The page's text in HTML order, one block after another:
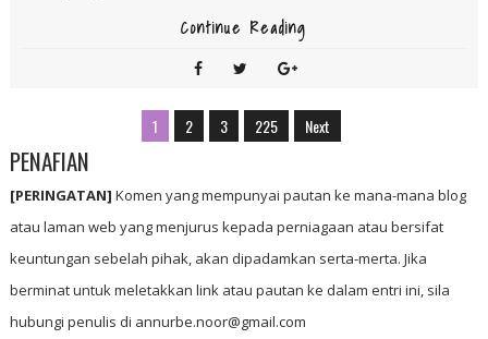
Continue Reading
1 2 3 225 Next
PENAFIAN
[PERINGATAN] Komen yang mempunyai pautan ke mana-mana blog
atau laman web yang menjurus kepada perniagaan atau bersifat
keuntungan sebelah pihak, akan dipadamkan serta-merta. Jika
berminat untuk meletakkan link atau pautan ke dalam entri ini, sila
hubungi penulis di annurbe.noor@gmail.com